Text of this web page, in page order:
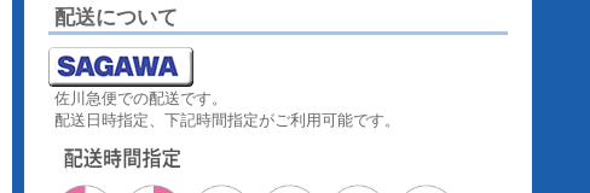
配送について
佐川急便での配送です。
配送日時指定、下記時間指定がご利用可能です。